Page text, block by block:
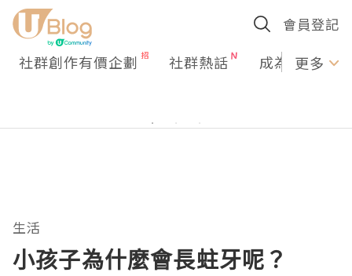
會員登記
社群創作有價企劃 社群熱話 成為U更多
生活
小孩子為什麼會長蛀牙呢？